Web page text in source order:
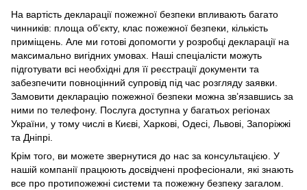
На вартість декларації пожежної безпеки впливають багато
чинників: площа об’єкту, клас пожежної безпеки, кількість
приміщень. Але ми готові допомогти у розробці декларації на
максимально вигідних умовах. Наші спеціалісти можуть
підготувати всі необхідні для її реєстрації документи та
забезпечити повноцінний супровід під час розгляду заявки.
Замовити декларацію пожежної безпеки можна зв’язавшись за
ними по телефону. Послуга доступна у багатьох регіонах
України, у тому числі в Києві, Харкові, Одесі, Львові, Запоріжжі
та Дніпрі.
Крім того, ви можете звернутися до нас за консультацією. У
нашій компанії працюють досвідчені професіонали, які знають
все про протипожежні системи та пожежну безпеку загалом.